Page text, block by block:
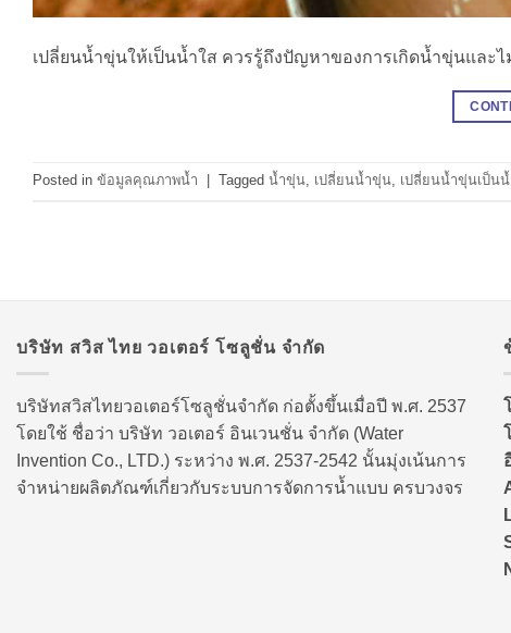
เปลี่ยนน้ำขุ่นให้เป็นน้ำใส ควรรู้ถึงปัญหาของการเกิดน้ำขุ่นแล
Posted in ข้อมูลคุณภาพน้ำ Tagged น้ำขุ่น, เปลี่ยนน้ำขุ่น, เปลี่ยนน้ำขุ่นเป็นน้
บริษัท สวิส ไทย วอเตอร์ โซลูชั่น จำกัด
บริษัทสวิสไทยวอเตอร์โซลูชั่นจำกัด ก่อตั้งขึ้นเมื่อปี พ.ศ. 2537
โดยใช้ ชื่อว่า บริษัท วอเตอร์ อินเวนชั่น จำกัด (Water
Invention Co., LTD.) ระหว่าง พ.ศ. 2537-2542 นั้นมุ่งเน้นการ
จำหน่ายผลิตภัณฑ์เกี่ยวกับระบบการจัดการน้ำแบบ ครบวงจร